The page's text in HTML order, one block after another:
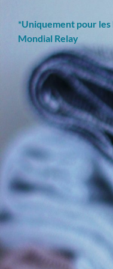
NOTRE
Les commandes
En attendant, notre
18 av. Garibaldi,
Horaires d'été : du
05.55.79.22.49
*Uniquement pour
Mondial Relay